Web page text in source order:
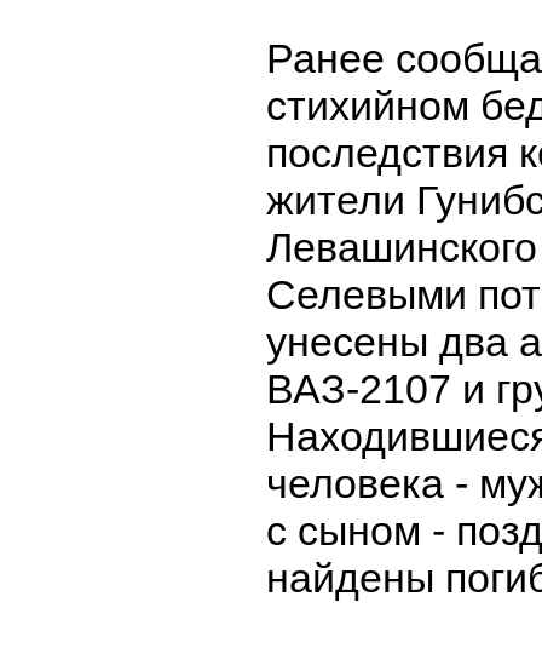
Ранее
стихийном
последствия
жители
Селевыми
унесены два
ВАЗ-2107 и
человека -
с сыном -
найдены